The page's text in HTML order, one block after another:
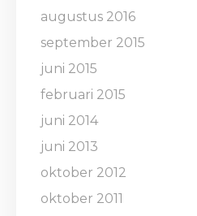
augustus 2016
september 2015
juni 2015
februari 2015
juni 2014
juni 2013
oktober 2012
oktober 2011